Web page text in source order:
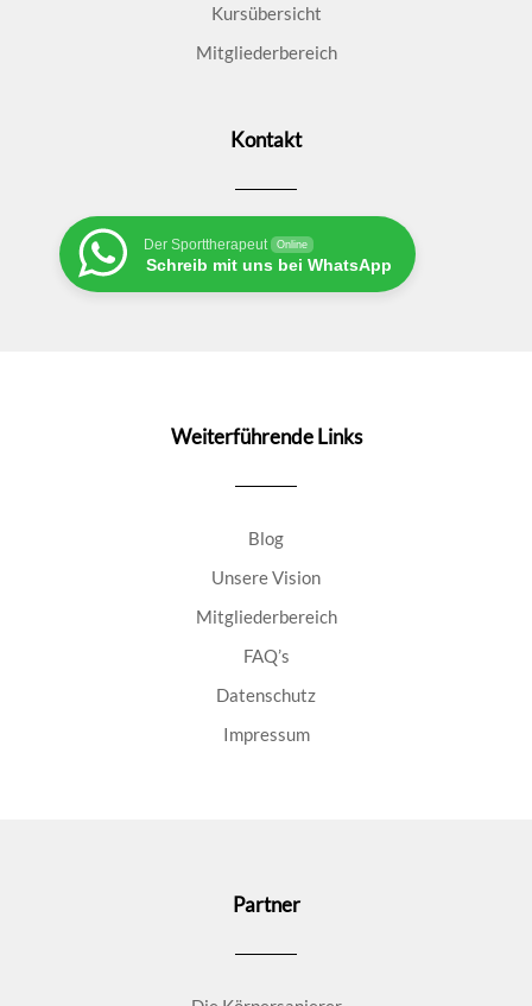
Kursübersicht
Mitgliederbereich
Kontakt
Der Sporttherapeut Online
Schreib mit uns bei WhatsApp
Weiterführende Links
Blog
Unsere Vision
Mitgliederbereich
FAQ’s
Datenschutz
Impressum
Partner